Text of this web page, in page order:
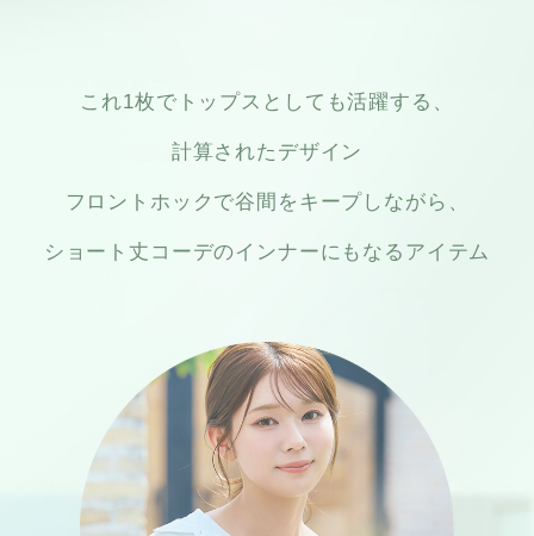
これ1枚でトップスとしても活躍する、
計算されたデザイン
フロントホックで谷間をキープしながら、
ショート丈コーデのインナーにもなるアイテム